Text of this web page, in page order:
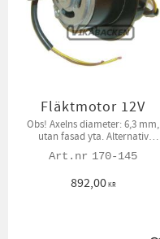
Fläktmotor 12V
Obs! ​Axelns diameter: 6,3 mm,
utan fasad yta. Alternativ
170-145
892,00KR